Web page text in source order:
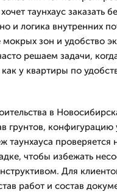
таунхаус заказать
и логика внутренних
зон и удобство
решаем задачи,
у квартиры по
в
грунтов,
проверяется
чтобы избежать
Для
работ и состав